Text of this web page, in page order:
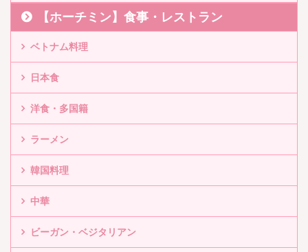
【ホーチミン】食事・レストラン
ベトナム料理
日本食
洋食・多国籍
ラーメン
韓国料理
中華
ビーガン・ベジタリアン